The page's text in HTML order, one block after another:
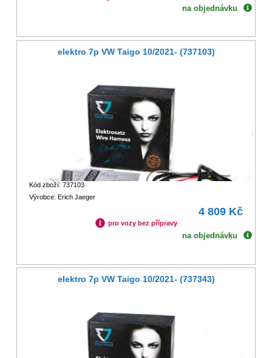
na objednávku
elektro 7p VW Taigo 10/2021- (737103)
Kód zboží: 737103
Výrobce: Erich Jaeger
4 809 Kč
pro vozy bez přípravy
na objednávku
elektro 7p VW Taigo 10/2021- (737343)